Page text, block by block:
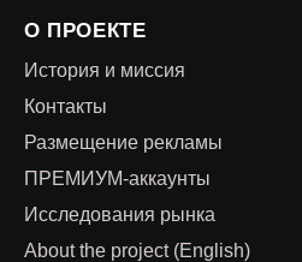
О ПРОЕКТЕ
История и миссия
Контакты
Размещение рекламы
ПРЕМИУМ-аккаунты
Исследования рынка
About the project (English)